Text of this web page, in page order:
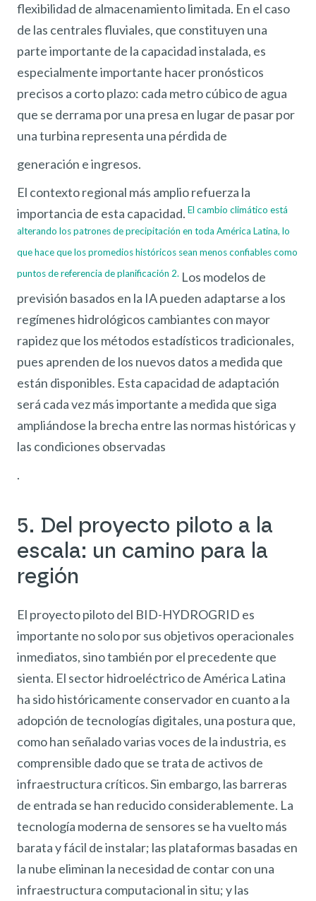
flexibilidad de almacenamiento limitada. En el caso
de las centrales fluviales, que constituyen una
parte importante de la capacidad instalada, es
especialmente importante hacer pronósticos
precisos a corto plazo: cada metro cúbico de agua
que se derrama por una presa en lugar de pasar por
una turbina representa una pérdida de
generación e ingresos.
El contexto regional más amplio refuerza la
importancia de esta capacidad. El cambio climático está
alterando los patrones de precipitación en toda América Latina, lo
que hace que los promedios históricos sean menos confiables como
puntos de referencia de planificación 2. Los modelos de
previsión basados en la IA pueden adaptarse a los
regímenes hidrológicos cambiantes con mayor
rapidez que los métodos estadísticos tradicionales,
pues aprenden de los nuevos datos a medida que
están disponibles. Esta capacidad de adaptación
será cada vez más importante a medida que siga
ampliándose la brecha entre las normas históricas y
las condiciones observadas
.
5. Del proyecto piloto a la
escala: un camino para la
región
El proyecto piloto del BID-HYDROGRID es
importante no solo por sus objetivos operacionales
inmediatos, sino también por el precedente que
sienta. El sector hidroeléctrico de América Latina
ha sido históricamente conservador en cuanto a la
adopción de tecnologías digitales, una postura que,
como han señalado varias voces de la industria, es
comprensible dado que se trata de activos de
infraestructura críticos. Sin embargo, las barreras
de entrada se han reducido considerablemente. La
tecnología moderna de sensores se ha vuelto más
barata y fácil de instalar; las plataformas basadas en
la nube eliminan la necesidad de contar con una
infraestructura computacional in situ; y las